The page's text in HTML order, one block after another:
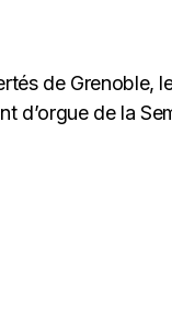
de Grenoble,
d’orgue de la